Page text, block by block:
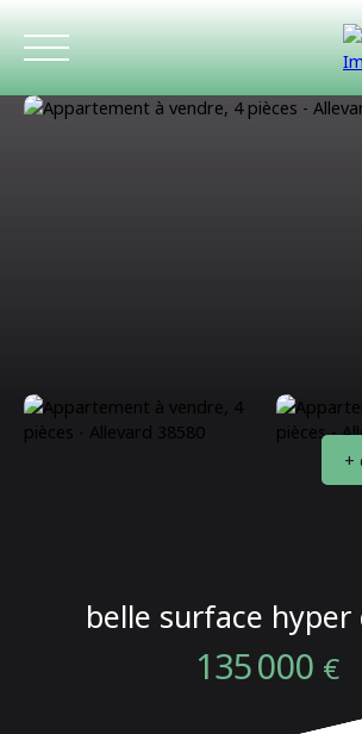
+
belle surface hyper
135 000 €